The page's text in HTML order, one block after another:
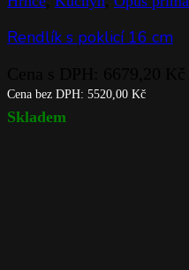
Rendlík s poklicí 16 cm
Cena bez DPH: 5520,00 Kč
Skladem